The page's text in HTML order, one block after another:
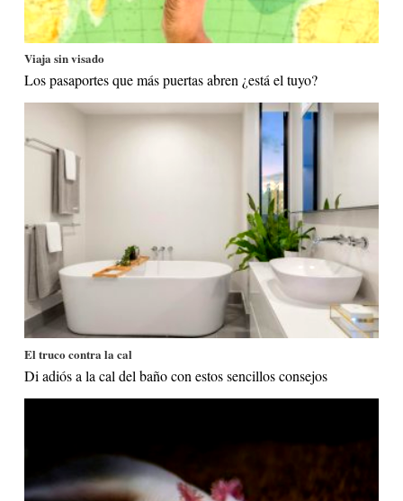
Viaja sin visado
Los pasaportes que más puertas abren ¿está el tuyo?
El truco contra la cal
Di adiós a la cal del baño con estos sencillos consejos